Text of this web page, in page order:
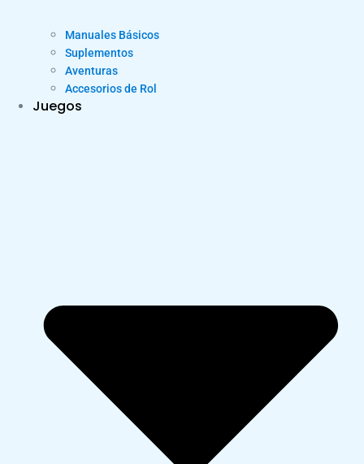
Manuales Básicos
Suplementos
Aventuras
Accesorios de Rol
Juegos